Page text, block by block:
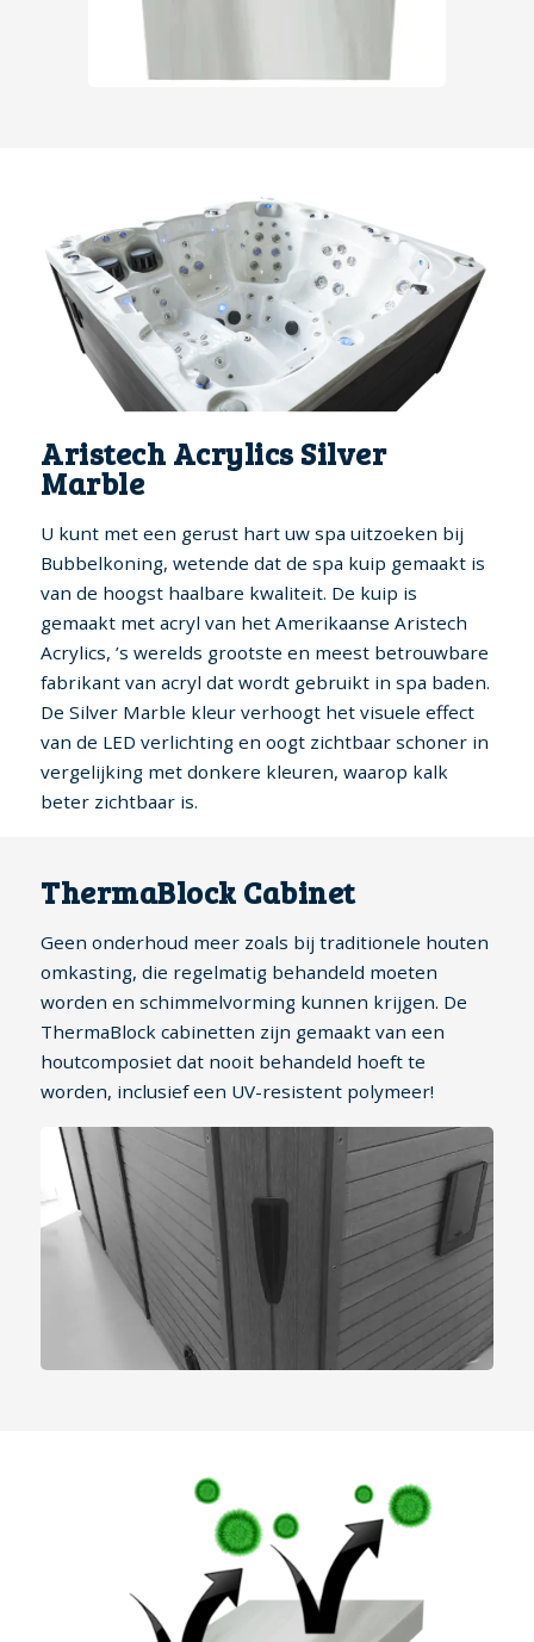
Aristech Acrylics Silver
Marble
U kunt met een gerust hart uw spa uitzoeken bij
Bubbelkoning, wetende dat de spa kuip gemaakt is
van de hoogst haalbare kwaliteit. De kuip is
gemaakt met acryl van het Amerikaanse Aristech
Acrylics, ’s werelds grootste en meest betrouwbare
fabrikant van acryl dat wordt gebruikt in spa baden.
De Silver Marble kleur verhoogt het visuele effect
van de LED verlichting en oogt zichtbaar schoner in
vergelijking met donkere kleuren, waarop kalk
beter zichtbaar is.
ThermaBlock Cabinet
Geen onderhoud meer zoals bij traditionele houten
omkasting, die regelmatig behandeld moeten
worden en schimmelvorming kunnen krijgen. De
ThermaBlock cabinetten zijn gemaakt van een
houtcomposiet dat nooit behandeld hoeft te
worden, inclusief een UV-resistent polymeer!